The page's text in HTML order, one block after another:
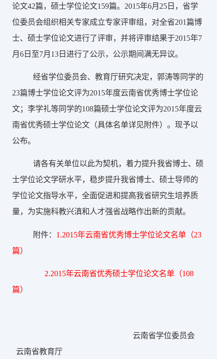
论文42篇，硕士学位论文159篇。2015年6月25日，省学
位委员会组织相关专家成立专家评审组，对全省201篇博
士、硕士学位论文进行了评审，并将评审结果于2015年7
月6日至7月13日进行了公示，公示期间满无异议。
经省学位委员会、教育厅研究决定，郭涛等同学的
23篇博士学位论文评为2015年度云南省优秀博士学位论
文；李学礼等同学的108篇硕士学位论文评为2015年度云
南省优秀硕士学位论文（具体名单详见附件）。现予以
公布。
请各有关单位以此为契机，着力提升我省博士、硕
士学位论文学研水平，稳步提升我省博士、硕士导师的
学位论文指导水平，全面促进和提高我省研究生培养质
量，为实施科教兴滇和人才强省战略作出新的贡献。
附件： 1.2015年云南省优秀博士学位论文名单（23
篇）
2.2015年云南省优秀硕士学位论文名单（108
篇）
云南省学位委员会
云南省教育厅